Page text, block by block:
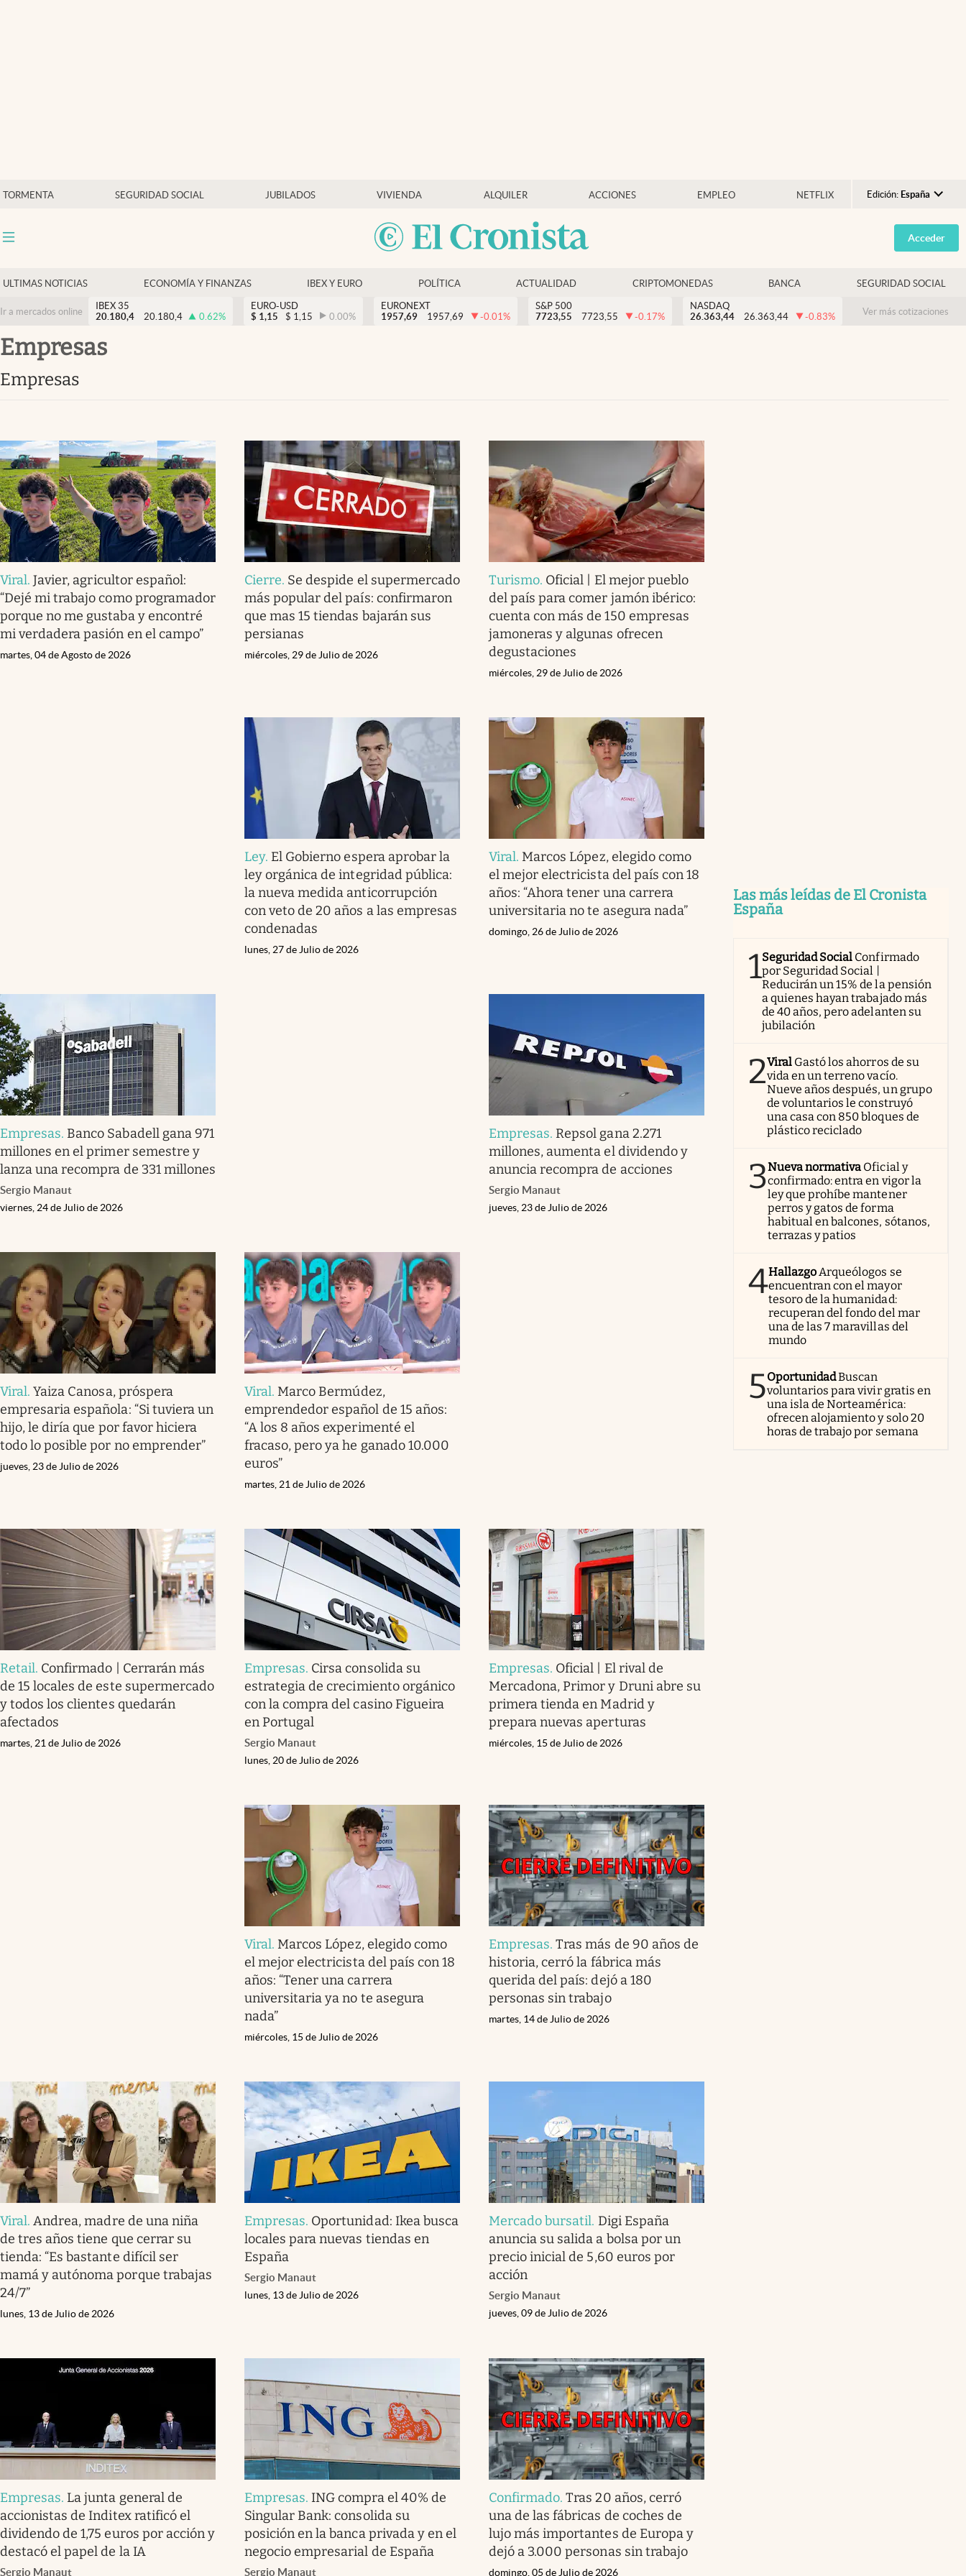
TORMENTA SEGURIDAD SOCIAL JUBILADOS VIVIENDA ALQUILER ACCIONES EMPLEO NETFLIX Edición: España
Argentina
España
USA
Colombia
Acceder
ULTIMAS NOTICIAS ECONOMÍA Y FINANZAS IBEX Y EURO POLÍTICA ACTUALIDAD CRIPTOMONEDAS BANCA SEGURIDAD SOCIAL
Ir a mercados online
IBEX 35
20.180,4
20.180,4 0.62%
EURO-USD
$ 1,15 $ 1,15 0.00%
EURONEXT
1957,69
1957,69 -0.01%
S&P 500
7723,55
7723,55 -0.17%
NASDAQ
26.363,44
26.363,44 -0.83% Ver más cotizaciones
empresas
empresas
Viral.Javier, agricultor español:
“Dejé mi trabajo como programador
porque no me gustaba y encontré
mi verdadera pasión en el campo”
martes, 04 de Agosto de 2026
Cierre. Se despide el supermercado
más popular del país: confirmaron
que mas 15 tiendas bajarán sus
persianas
miércoles, 29 de Julio de 2026
Turismo. Oficial | El mejor pueblo
del país para comer jamón ibérico:
cuenta con más de 150 empresas
jamoneras y algunas ofrecen
degustaciones
miércoles, 29 de Julio de 2026
Ley. El Gobierno espera aprobar la
ley orgánica de integridad pública:
la nueva medida anticorrupción
con veto de 20 años a las empresas
condenadas
lunes, 27 de Julio de 2026
Viral. Marcos López, elegido como
el mejor electricista del país con 18
años: “Ahora tener una carrera
universitaria no te asegura nada”
domingo, 26 de Julio de 2026
Empresas. Banco Sabadell gana 971
millones en el primer semestre y
lanza una recompra de 331 millones
Sergio Manaut
viernes, 24 de Julio de 2026
Empresas. Repsol gana 2.271
millones, aumenta el dividendo y
anuncia recompra de acciones
Sergio Manaut
jueves, 23 de Julio de 2026
Viral.Yaiza Canosa, próspera
empresaria española: “Si tuviera un
hijo, le diría que por favor hiciera
todo lo posible por no emprender”
jueves, 23 de Julio de 2026
Viral. Marco Bermúdez,
emprendedor español de 15 años:
“A los 8 años experimenté el
fracaso, pero ya he ganado 10.000
euros”
martes, 21 de Julio de 2026
Retail. Confirmado | Cerrarán más
de 15 locales de este supermercado
y todos los clientes quedarán
afectados
martes, 21 de Julio de 2026
Empresas. Cirsa consolida su
estrategia de crecimiento orgánico
con la compra del casino Figueira
en Portugal
Sergio Manaut
lunes, 20 de Julio de 2026
Empresas. Oficial | El rival de
Mercadona, Primor y Druni abre su
primera tienda en Madrid y
prepara nuevas aperturas
miércoles, 15 de Julio de 2026
Viral. Marcos López, elegido como
el mejor electricista del país con 18
años: “Tener una carrera
universitaria ya no te asegura
nada”
miércoles, 15 de Julio de 2026
Empresas.Tras más de 90 años de
historia, cerró la fábrica más
querida del país: dejó a 180
personas sin trabajo
martes, 14 de Julio de 2026
Viral.Andrea, madre de una niña
de tres años tiene que cerrar su
tienda: “Es bastante difícil ser
mamá y autónoma porque trabajas
24/7”
lunes, 13 de Julio de 2026
Empresas. Oportunidad: Ikea busca
locales para nuevas tiendas en
España
Sergio Manaut
lunes, 13 de Julio de 2026
Mercado bursatil. Digi España
anuncia su salida a bolsa por un
precio inicial de 5,60 euros por
acción
Sergio Manaut
jueves, 09 de Julio de 2026
Empresas. La junta general de
accionistas de Inditex ratificó el
dividendo de 1,75 euros por acción y
destacó el papel de la IA
Sergio Manaut
Empresas. ING compra el 40% de
Singular Bank: consolida su
posición en la banca privada y en el
negocio empresarial de España
Sergio Manaut
Confirmado.Tras 20 años, cerró
una de las fábricas de coches de
lujo más importantes de Europa y
dejó a 3.000 personas sin trabajo
domingo, 05 de Julio de 2026
Las más leídas de El Cronista
España
1Seguridad Social Confirmado
por Seguridad Social |
Reducirán un 15% de la pensión
a quienes hayan trabajado más
de 40 años, pero adelanten su
jubilación
2Viral Gastó los ahorros de su
vida en un terreno vacío.
Nueve años después, un grupo
de voluntarios le construyó
una casa con 850 bloques de
plástico reciclado
3Nueva normativa Oficial y
confirmado: entra en vigor la
ley que prohíbe mantener
perros y gatos de forma
habitual en balcones, sótanos,
terrazas y patios
4Hallazgo Arqueólogos se
encuentran con el mayor
tesoro de la humanidad:
recuperan del fondo del mar
una de las 7 maravillas del
mundo
5OportunidadBuscan
voluntarios para vivir gratis en
una isla de Norteamérica:
ofrecen alojamiento y solo 20
horas de trabajo por semana